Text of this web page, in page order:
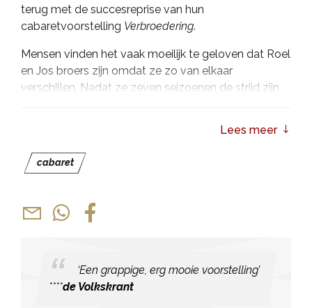
terug met de succesreprise van hun
cabaretvoorstelling Verbroedering.
Mensen vinden het vaak moeilijk te geloven dat Roel
en Jos broers zijn omdat ze zo van elkaar
verschillen. Nadat ze zeven seizoenen de strijd zijn
over de democratie die onder vuur ligt, het klimaat
vandaag op? Met hoop of met pessimisme? Met
Nederland is hiermee twee iconische broers rijker. In
1672 werden de gebroeders De Witt gelyncht, in
Lees meer
cabaret
‘Een grappige, erg mooie voorstelling’
****de Volkskrant